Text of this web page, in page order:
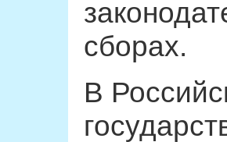
сборах.
В